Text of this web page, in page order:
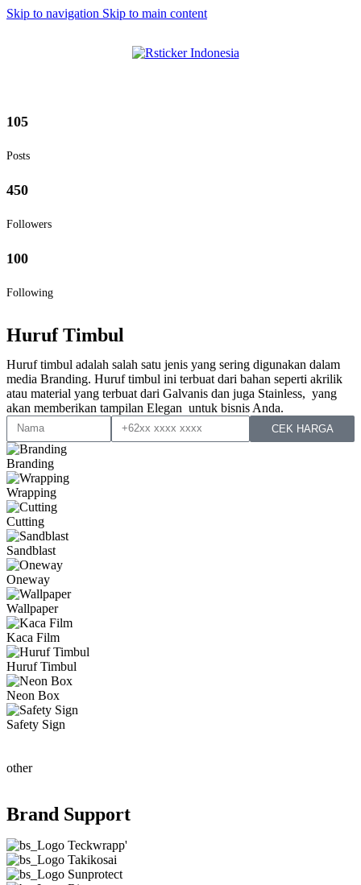
Skip to navigation Skip to main content
105
Posts
450
Followers
100
Following
Huruf Timbul
Huruf timbul adalah salah satu jenis yang sering digunakan dalam
media Branding. Huruf timbul ini terbuat dari bahan seperti akrilik
atau material yang terbuat dari Galvanis dan juga Stainless, yang
akan memberikan tampilan Elegan untuk bisnis Anda.
CEK HARGA
Branding
Wrapping
Cutting
Sandblast
Oneway
Wallpaper
Kaca Film
Huruf Timbul
Neon Box
Safety Sign
other
Brand Support